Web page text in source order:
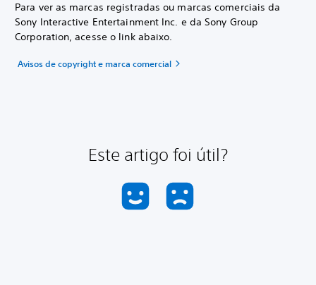
Para ver as marcas registradas ou marcas comerciais da
Sony Interactive Entertainment Inc. e da Sony Group
Corporation, acesse o link abaixo.
Avisos de copyright e marca comercial
Este artigo foi útil?